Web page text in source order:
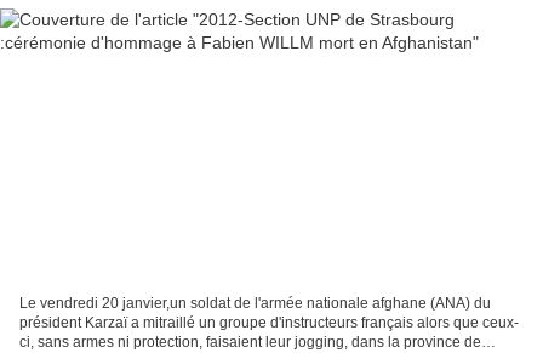
Le vendredi 20 janvier,un soldat de l'armée nationale afghane (ANA) du
président Karzaï a mitraillé un groupe d'instructeurs français alors que ceux-
ci, sans armes ni protection, faisaient leur jogging, dans la province de